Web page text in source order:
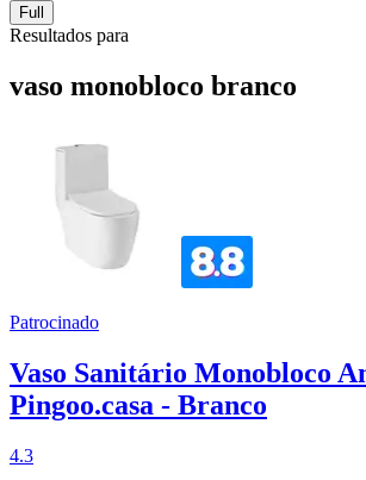
Full
Resultados para
vaso monobloco branco
Patrocinado
Vaso Sanitário Monobloco
Pingoo.casa - Branco
4.3